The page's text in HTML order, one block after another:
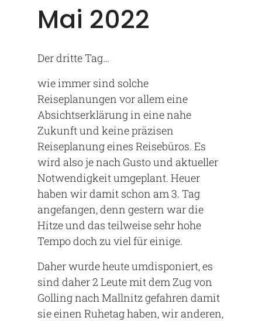
Mai 2022
Der dritte Tag…
wie immer sind solche
Reiseplanungen vor allem eine
Absichtserklärung in eine nahe
Zukunft und keine präzisen
Reiseplanung eines Reisebüros. Es
wird also je nach Gusto und aktueller
Notwendigkeit umgeplant. Heuer
haben wir damit schon am 3. Tag
angefangen, denn gestern war die
Hitze und das teilweise sehr hohe
Tempo doch zu viel für einige.
Daher wurde heute umdisponiert, es
sind daher 2 Leute mit dem Zug von
Golling nach Mallnitz gefahren damit
sie einen Ruhetag haben, wir anderen,